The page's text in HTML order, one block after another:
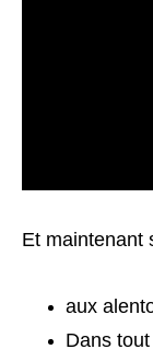
Et maintenant
aux
Dans